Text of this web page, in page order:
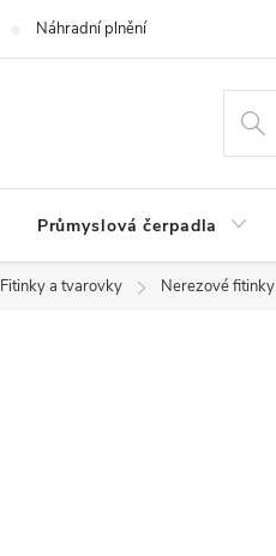
Náhradní plnění
Průmyslová čerpadla
Fitinky a tvarovky Nerezové fitinky